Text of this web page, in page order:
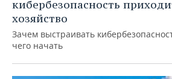
кибербезопасность
хозяйство
Зачем выстраивать
чего начать